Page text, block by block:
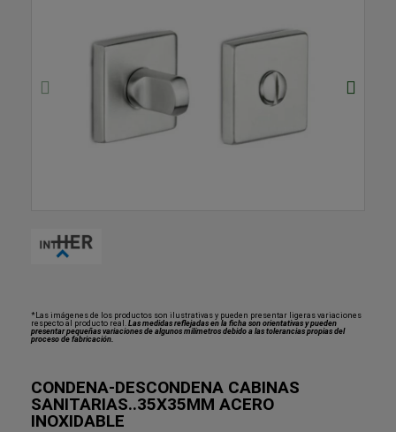
*Las imágenes de los productos son ilustrativas y pueden presentar ligeras variaciones
respecto al producto real. Las medidas reflejadas en la ficha son orientativas y pueden
presentar pequeñas variaciones de algunos milímetros debido a las tolerancias propias del
proceso de fabricación.
CONDENA-DESCONDENA CABINAS
SANITARIAS..35X35MM ACERO
INOXIDABLE